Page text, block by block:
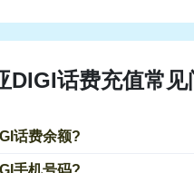
DIGI话费充值常见
话费余额?
手机号码?